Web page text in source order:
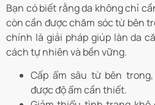
Bạn có biết rằng da không chỉ
còn cần được chăm sóc từ bên
chính là giải pháp giúp làn da
cách tự nhiên và bền vững.
Cấp ẩm sâu từ bên
được độ ẩm cần thiết.